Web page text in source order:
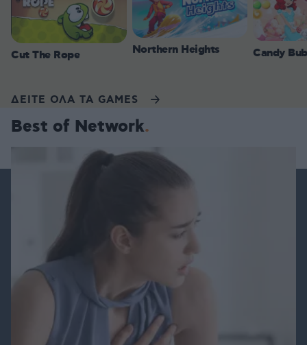
Cut The Rope Northern Heights Candy
ΔΕΙΤΕ ΟΛΑ ΤΑ GAMES
Best of Network